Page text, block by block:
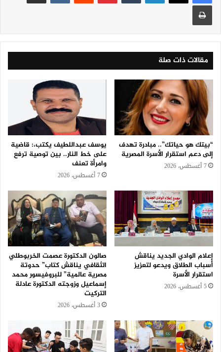
مقالات ذات صلة
“بيتك هو حياتك”.. مبادرة تهدف
إلى دعم استقرار الأسرة المصرية
7 أغسطس، 2026
يوسف عبداللطيف يكتب،: قاضية
على خط النار.. بين توصية ترفع
وامرأة تعنف
7 أغسطس، 2026
إعلام الوادي الجديد يناقش
أسباب الطلاق ويدعو لتعزيز
استقرار الأسرة
5 أغسطس، 2026
صالون الدكتورة عصمت الخربوطلي
الثقافي يناقش كتاب” حدوتة
مصرية عالمية” للبروفيسور محمد
إسماعيل وزوجته الدكتورة عادلة
التركيت
3 أغسطس، 2026